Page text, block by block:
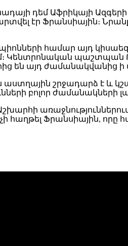
դեմ Աֆրիկայի
էր Ֆրանսիային։
համար այդ
պաշտպան
են այդ ժամանակվանից ի
շրջադարձ է և
բոլոր ժամանակների
հաղթել Ֆրանսիային, որը